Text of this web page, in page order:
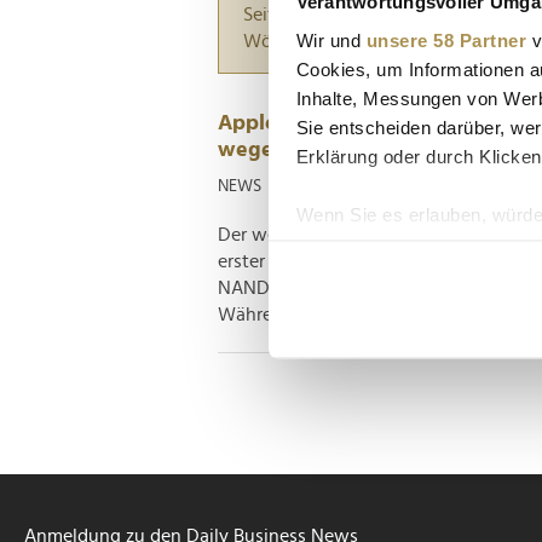
Wir und unsere 58 Partner
Cookies, um Informationen
Inhalte, Messungen von
Sie entscheiden darüber,
Erklärung oder durch
Wenn Sie es erlauben,
Erfahren Sie mehr darüber,
Seiten suchen, die genau diese
Wörter zwischen
Apple reicht Chipkosten weiter:
wegen globalem KI-Boom
NEWS
Der weltweite Ausbau von KI-
erster Tech-Riese reicht Apple die
NAND-Flash) direkt an die Kunden
Während iPhones vorerst verschont
Anmeldung zu den Daily Business News